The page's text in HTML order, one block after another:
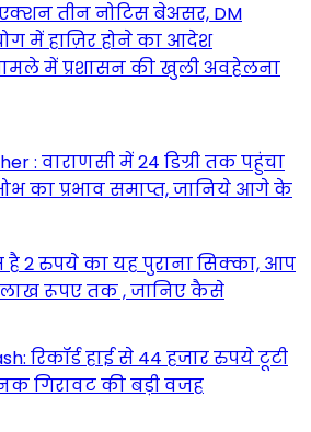
तीन नोटिस बेअसर, DM
में हाज़िर होने का आदेश
में प्रशासन की खुली अवहेलना
: वाराणसी में 24 डिग्री तक पहुंचा
का प्रभाव समाप्त, जानिये आगे के
2 रुपये का यह पुराना सिक्का, आप
रूपए तक , जानिए कैसे
रिकॉर्ड हाई से 44 हजार रुपये टूटी
गिरावट की बड़ी वजह